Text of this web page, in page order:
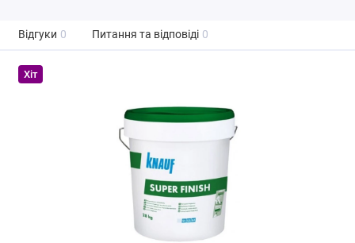
Відгуки 0 Питання та відповіді 0
Хіт